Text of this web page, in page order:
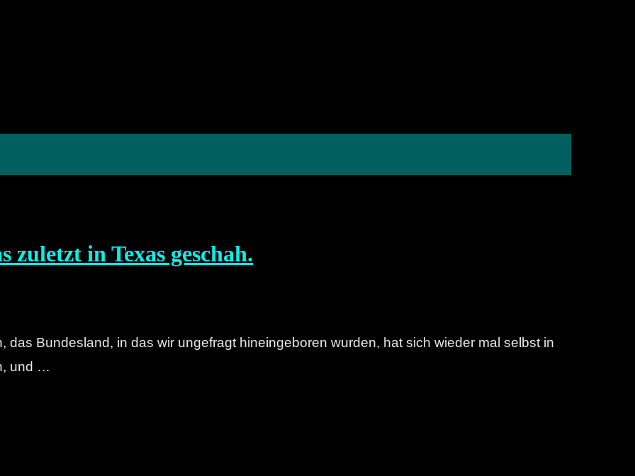
zuletzt in Texas geschah.
das Bundesland, in das wir ungefragt hineingeboren wurden, hat sich wieder mal selbst in
und …